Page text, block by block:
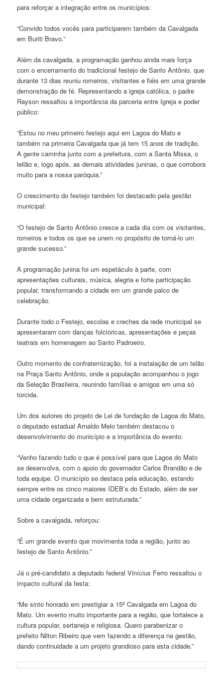
para reforçar a integração entre os municípios:
“Convido todos vocês para participarem também da Cavalgada
em Buriti Bravo.”
Além da cavalgada, a programação ganhou ainda mais força
com o encerramento do tradicional festejo de Santo Antônio, que
durante 13 dias reuniu romeiros, visitantes e fiéis em uma grande
demonstração de fé. Representando a igreja católica, o padre
Rayson ressaltou a importância da parceria entre Igreja e poder
público:
“Estou no meu primeiro festejo aqui em Lagoa do Mato e
também na primeira Cavalgada que já tem 15 anos de tradição.
A gente caminha junto com a prefeitura, com a Santa Missa, o
leilão e, logo após, as demais atividades juninas, o que corrobora
muito para a nossa paróquia.”
O crescimento do festejo também foi destacado pela gestão
municipal:
“O festejo de Santo Antônio cresce a cada dia com os visitantes,
romeiros e todos os que se unem no propósito de torná-lo um
grande sucesso.”
A programação junina foi um espetáculo à parte, com
apresentações culturais, música, alegria e forte participação
popular, transformando a cidade em um grande palco de
celebração.
Durante todo o Festejo, escolas e creches da rede municipal se
apresentaram com danças folclóricas, apresentações e peças
teatrais em homenagem ao Santo Padroeiro.
Outro momento de confraternização, foi a instalação de um telão
na Praça Santo Antônio, onde a população acompanhou o jogo
da Seleção Brasileira, reunindo famílias e amigos em uma só
torcida.
Um dos autores do projeto de Lei de fundação de Lagoa do Mato,
o deputado estadual Arnaldo Melo também destacou o
desenvolvimento do município e a importância do evento:
“Venho fazendo tudo o que é possível para que Lagoa do Mato
se desenvolva, com o apoio do governador Carlos Brandão e de
toda equipe. O município se destaca pela educação, estando
sempre entre os cinco maiores IDEB’s do Estado, além de ser
uma cidade organizada e bem estruturada.”
Sobre a cavalgada, reforçou:
“É um grande evento que movimenta toda a região, junto ao
festejo de Santo Antônio.”
Já o pré-candidato a deputado federal Vinícius Ferro ressaltou o
impacto cultural da festa:
“Me sinto honrado em prestigiar a 15ª Cavalgada em Lagoa do
Mato. Um evento muito importante para a região, que fortalece a
cultura popular, sertaneja e religiosa. Quero parabenizar o
prefeito Nilton Ribeiro que vem fazendo a diferença na gestão,
dando continuidade a um projeto grandioso para esta cidade.”